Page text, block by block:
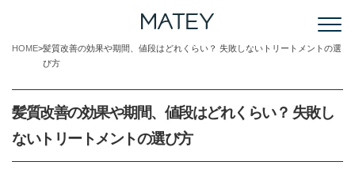
HOME 髪質改善の効果や期間、値段はどれくらい？ 失敗しないトリートメントの選
び方
髪質改善の効果や期間、値段はどれくらい？ 失敗し
ないトリートメントの選び方